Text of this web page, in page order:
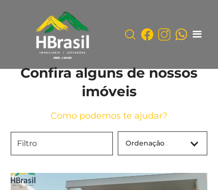
Confira alguns de nossos
imóveis
Como podemos te ajudar?
Ordenação